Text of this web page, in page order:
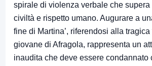
spirale di violenza verbale che
civiltà e rispetto umano. Augurare a
fine di Martina’, riferendosi alla
giovane di Afragola, rappresenta un
inaudita che deve essere condannato